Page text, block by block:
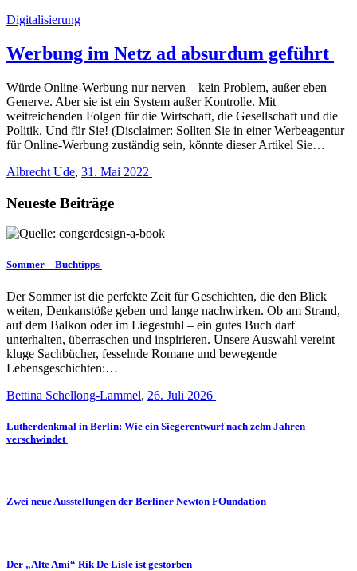
Digitalisierung
Werbung im Netz ad absurdum geführt
Würde Online-Werbung nur nerven – kein Problem, außer eben
Generve. Aber sie ist ein System außer Kontrolle. Mit
weitreichenden Folgen für die Wirtschaft, die Gesellschaft und die
Politik. Und für Sie! (Disclaimer: Sollten Sie in einer Werbeagentur
für Online-Werbung zuständig sein, könnte dieser Artikel Sie…
Albrecht Ude, 31. Mai 2022
Neueste Beiträge
Sommer – Buchtipps
Der Sommer ist die perfekte Zeit für Geschichten, die den Blick
weiten, Denkanstöße geben und lange nachwirken. Ob am Strand,
auf dem Balkon oder im Liegestuhl – ein gutes Buch darf
unterhalten, überraschen und inspirieren. Unsere Auswahl vereint
kluge Sachbücher, fesselnde Romane und bewegende
Lebensgeschichten:…
Bettina Schellong-Lammel, 26. Juli 2026
Lutherdenkmal in Berlin: Wie ein Siegerentwurf nach zehn Jahren
verschwindet
Zwei neue Ausstellungen der Berliner Newton FOundation
Der „Alte Ami“ Rik De Lisle ist gestorben